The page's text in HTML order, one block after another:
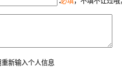
新输入个人信息